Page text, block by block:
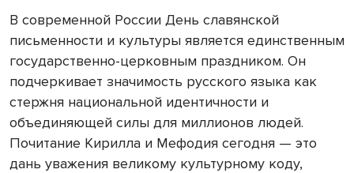
В современной России День славянской
письменности и культуры является единственным
государственно-церковным праздником. Он
подчеркивает значимость русского языка как
стержня национальной идентичности и
объединяющей силы для миллионов людей.
Почитание Кирилла и Мефодия сегодня — это
дань уважения великому культурному коду,